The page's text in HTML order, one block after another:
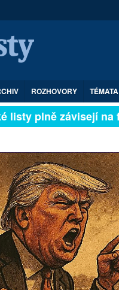
ROZHOVORY TÉMATA
plně závisejí na